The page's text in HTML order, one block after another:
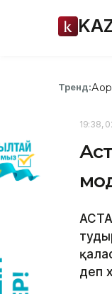
Тренд:
19:38,
деп